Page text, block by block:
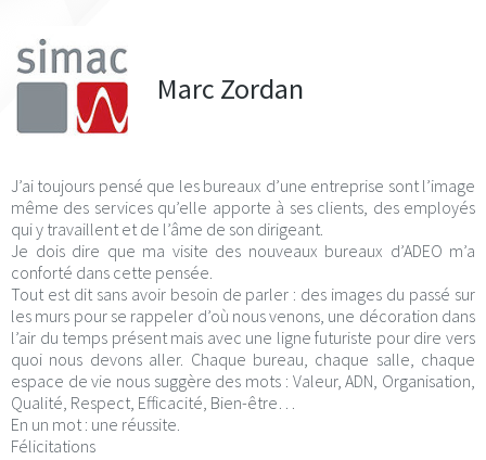
Marc Zordan
J’ai toujours pensé que les bureaux d’une entreprise sont l’image
même des services qu’elle apporte à ses clients, des employés
qui y travaillent et de l’âme de son dirigeant.
Je dois dire que ma visite des nouveaux bureaux d’ADEO m’a
conforté dans cette pensée.
Tout est dit sans avoir besoin de parler : des images du passé sur
les murs pour se rappeler d’où nous venons, une décoration dans
l’air du temps présent mais avec une ligne futuriste pour dire vers
quoi nous devons aller. Chaque bureau, chaque salle, chaque
espace de vie nous suggère des mots : Valeur, ADN, Organisation,
Qualité, Respect, Efficacité, Bien-être…
En un mot : une réussite.
Félicitations